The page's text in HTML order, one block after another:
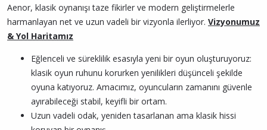
Aenor, klasik oynanışı taze fikirler ve modern geliştirmelerle
harmanlayan net ve uzun vadeli bir vizyonla ilerliyor. Vizyonumuz
& Yol Haritamız
Eğlenceli ve süreklilik esasıyla yeni bir oyun oluşturuyoruz:
klasik oyun ruhunu korurken yenilikleri düşünceli şekilde
oyuna katıyoruz. Amacımız, oyuncuların zamanını güvenle
ayırabileceği stabil, keyifli bir ortam.
Uzun vadeli odak, yeniden tasarlanan ama klasik hissi